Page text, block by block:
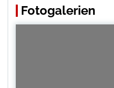
Fotogalerien